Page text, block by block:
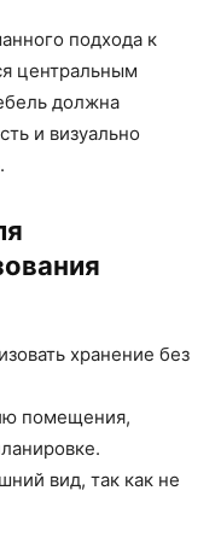
подхода к
центральным
должна
и визуально
хранение без
помещения,
вид, так как не